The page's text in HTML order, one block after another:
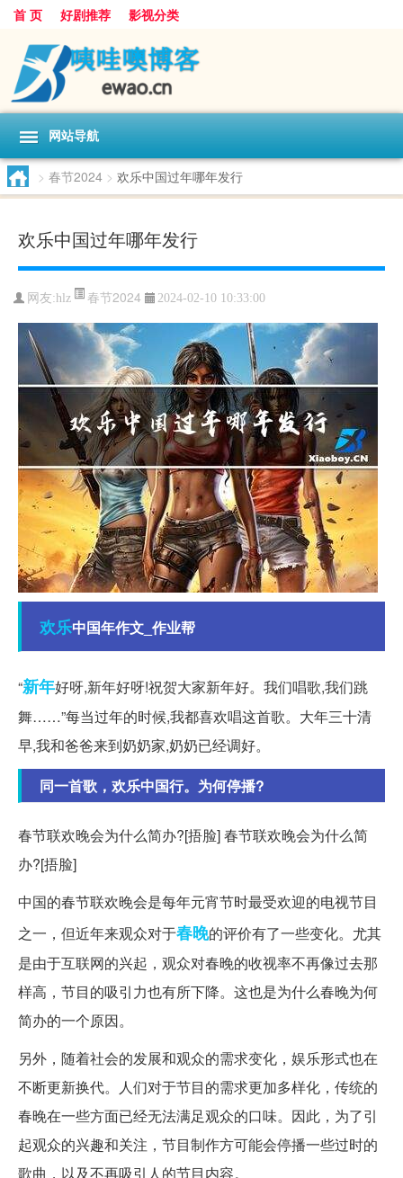
首 页 好剧推荐 影视分类
网站导航
> 春节2024 > 欢乐中国过年哪年发行
欢乐中国过年哪年发行
网友:hlz 春节2024 2024-02-10 10:33:00
欢乐中国年作文_作业帮
“新年好呀,新年好呀!祝贺大家新年好。我们唱歌,我们跳
舞……”每当过年的时候,我都喜欢唱这首歌。大年三十清
早,我和爸爸来到奶奶家,奶奶已经调好。
同一首歌，欢乐中国行。为何停播?
春节联欢晚会为什么简办?[捂脸] 春节联欢晚会为什么简
办?[捂脸]
中国的春节联欢晚会是每年元宵节时最受欢迎的电视节目
之一，但近年来观众对于春晚的评价有了一些变化。尤其
是由于互联网的兴起，观众对春晚的收视率不再像过去那
样高，节目的吸引力也有所下降。这也是为什么春晚为何
简办的一个原因。
另外，随着社会的发展和观众的需求变化，娱乐形式也在
不断更新换代。人们对于节目的需求更加多样化，传统的
春晚在一些方面已经无法满足观众的口味。因此，为了引
起观众的兴趣和关注，节目制作方可能会停播一些过时的
歌曲，以及不再吸引人的节目内容。